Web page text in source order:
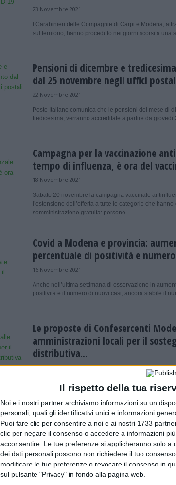
Il rispetto della tua
Noi e i nostri partner archiviamo informazioni su un
personali, quali gli identificativi unici e informazioni
Puoi fare clic per consentire a noi e ai nostri 1733
clic per negare il consenso o accedere a informazioni
acconsentire. Le tue preferenze si applicheranno solo
dei dati personali possono non richiedere il tuo
modificare le tue preferenze o revocare il consenso in
sul pulsante "Privacy" in fondo alla pagina web.
23 Novembre 2021
I Carabinieri delle Compagnie di Carpi e Modena,
sul territorio, hanno proceduto nei giorni scorsi a una
Pensioni di dicembre e
dal 25 novembre negli uffici
22 Novembre 2021
Poste Italiane comunica che le pensioni del mese di
tredicesima, verranno accreditate a partire da giovedì
Campagna per la vaccinazione
tempo di influenza, è ora del
18 Novembre 2021
Sabato 20 novembre la campagna vaccinale
l’estensione dell’offerta a tutte le categorie che hanno
somministrazione gratuita: persone...
Covid a Modena e provincia:
percentuale di positività e
16 Novembre 2021
Anche nell’ultima settimana di osservazione in
positività e il numero di nuovi casi, ancora stabile il
Le proposte di Confesercenti
amministrazioni locali per il
distributiva...
16 Novembre 2021
Stilato da Confesercenti Modena il documento
richieste dell’Associazione di categoria. Da giovedì
Amministrazioni comunali....
Bilanci sanità 2021, disavanzo di
“Risorse aggiuntive, l’epidemia
11 Novembre 2021
L’emergenza Covid sta comportando nel 2021 un